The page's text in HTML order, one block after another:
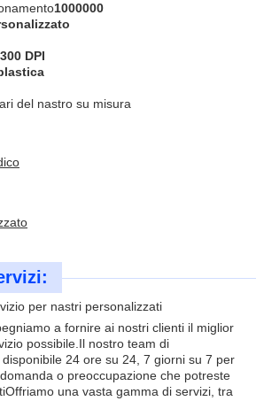
1000000
300 DPI
del nastro su misura
per nastri personalizzati
a fornire ai nostri clienti il miglior
possibile.Il nostro team di
24 ore su 24, 7 giorni su 7 per
o preoccupazione che potreste
una vasta gamma di servizi, tra